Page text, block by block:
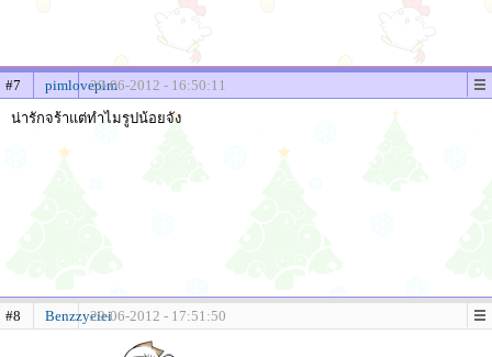
#7 pimlovepim29-06-2012 - 16:50:11
น่ารักจร้าแต่ทำไมรูปน้อยจัง
#8 Benzzyeiei29-06-2012 - 17:51:50